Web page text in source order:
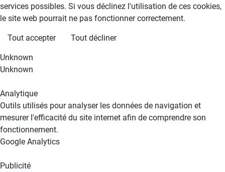
services possibles. Si vous déclinez l'utilisation de ces cookies,
le site web pourrait ne pas fonctionner correctement.
Tout accepter Tout décliner
Unknown
Unknown
Analytique
Outils utilisés pour analyser les données de navigation et
mesurer l'efficacité du site internet afin de comprendre son
fonctionnement.
Google Analytics
Publicité